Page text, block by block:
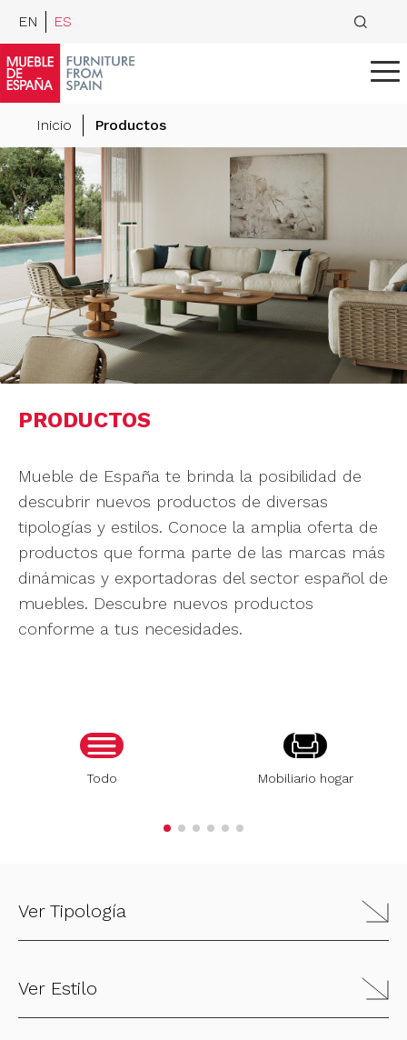
EN ES
Inicio Productos
PRODUCTOS
Mueble de España te brinda la posibilidad de
descubrir nuevos productos de diversas
tipologías y estilos. Conoce la amplia oferta de
productos que forma parte de las marcas más
dinámicas y exportadoras del sector español de
muebles. Descubre nuevos productos
conforme a tus necesidades.
Todo Mobiliario hogar
Ver Tipología
Ver Estilo